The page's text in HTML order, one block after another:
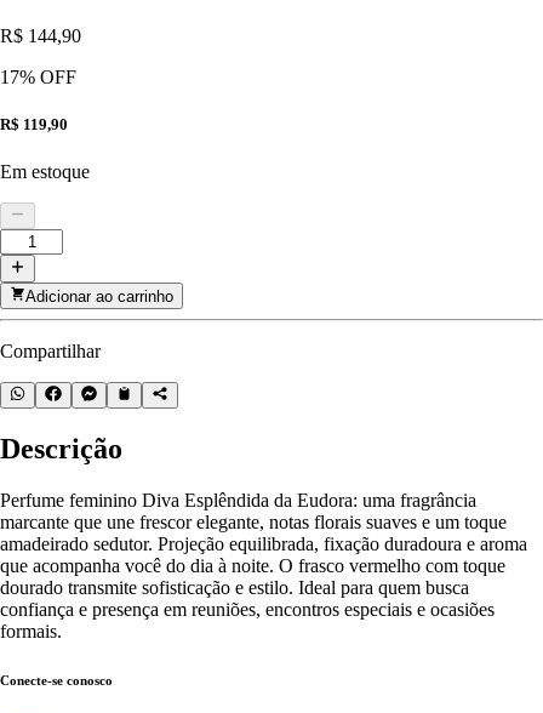
R$ 144,90
17% OFF
R$ 119,90
Em estoque
Adicionar ao carrinho
Compartilhar
Descrição
Perfume feminino Diva Esplêndida da Eudora: uma fragrância
marcante que une frescor elegante, notas florais suaves e um toque
amadeirado sedutor. Projeção equilibrada, fixação duradoura e aroma
que acompanha você do dia à noite. O frasco vermelho com toque
dourado transmite sofisticação e estilo. Ideal para quem busca
confiança e presença em reuniões, encontros especiais e ocasiões
formais.
Conecte-se conosco